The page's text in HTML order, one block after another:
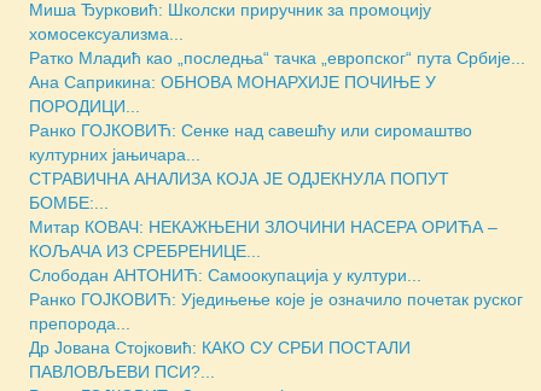
Миша Ђурковић: Школски приручник за промоцију
хомосексуализма...
Ратко Младић као „последња“ тачка „европског“ пута Србије...
Ана Саприкина: ОБНОВА МОНАРХИЈЕ ПОЧИЊЕ У
ПОРОДИЦИ...
Ранко ГОЈКОВИЋ: Сенке над савешћу или сиромаштво
културних јањичара...
СТРАВИЧНА АНАЛИЗА КОЈА ЈЕ ОДЈЕКНУЛА ПОПУТ
БОМБЕ:...
Митар КОВАЧ: НЕКАЖЊЕНИ ЗЛОЧИНИ НАСЕРА ОРИЋА –
КОЉАЧА ИЗ СРЕБРЕНИЦЕ...
Слободан АНТОНИЋ: Самоокупација у култури...
Ранко ГОЈКОВИЋ: Уједињење које је означило почетак руског
препорода...
Др Јована Стојковић: КАКО СУ СРБИ ПОСТАЛИ
ПАВЛОВЉЕВИ ПСИ?...